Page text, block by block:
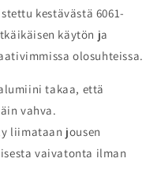
kestävästä 6061-
käytön ja
olosuhteissa.
takaa, että
vahva.
liimataan jousen
vaivatonta ilman